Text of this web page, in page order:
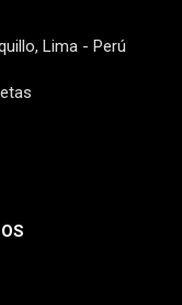
Lima - Perú